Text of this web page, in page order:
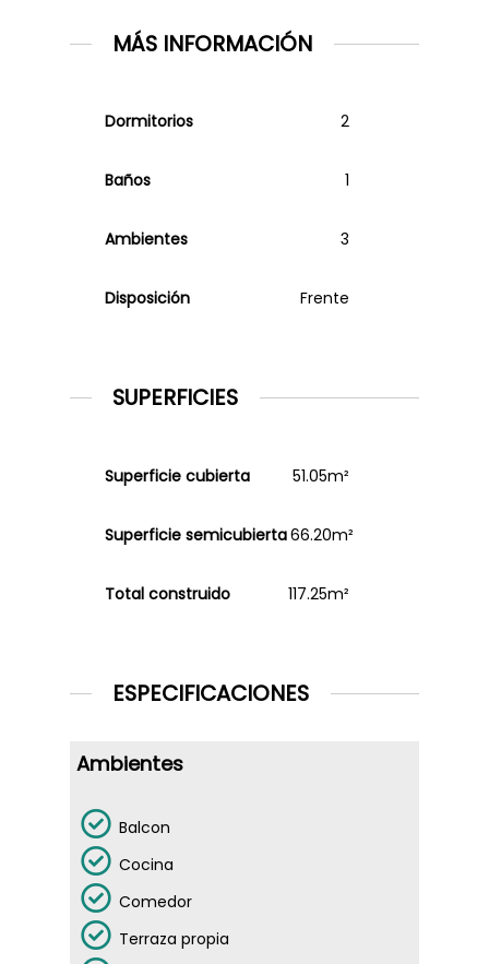
MÁS INFORMACIÓN
Dormitorios 2
Baños 1
Ambientes 3
Disposición Frente
SUPERFICIES
Superficie cubierta 51.05m²
Superficie semicubierta66.20m²
Total construido 117.25m²
ESPECIFICACIONES
Ambientes
Balcon
Cocina
Comedor
Terraza propia